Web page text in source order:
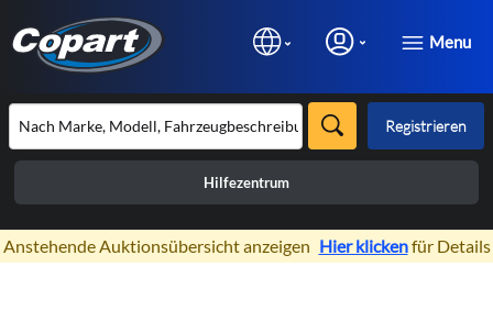
Menu
Registrieren
Hilfezentrum
×
Anstehende Auktionsübersicht anzeigen Hier klickenfür Details